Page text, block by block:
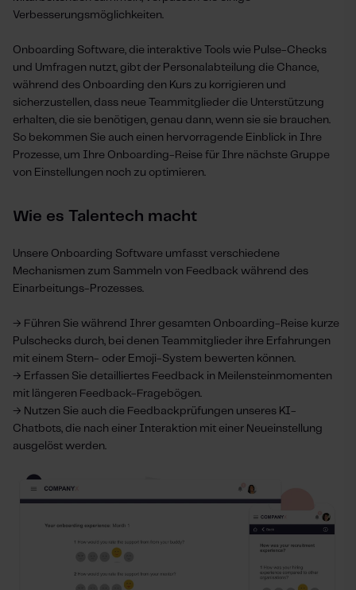
Verbesserungsmöglichkeiten.
Onboarding Software, die interaktive Tools wie Pulse-Checks
und Umfragen nutzt, gibt der Personalabteilung die Chance,
während des Onboarding den Kurs zu korrigieren und
sicherzustellen, dass neue Teammitglieder die Unterstützung
erhalten, die sie benötigen, genau dann, wenn sie sie brauchen.
So bekommen Sie auch einen hervorragende Einblick in Ihre
Prozesse, um Ihre Onboarding-Reise für Ihre nächste Gruppe
von Einstellungen noch zu optimieren.
Wie es Talentech macht
Unsere Onboarding Software umfasst verschiedene
Mechanismen zum Sammeln von Feedback während des
Einarbeitungs-Prozesses.
→ Führen Sie während Ihrer gesamten Onboarding-Reise kurze
Pulschecks durch, bei denen Teammitglieder ihre Erfahrungen
mit einem Stern- oder Emoji-System bewerten können.
→ Erfassen Sie detailliertes Feedback in Meilensteinmomenten
mit längeren Feedback-Fragebögen.
→ Nutzen Sie auch die Feedbackprüfungen unseres KI-
Chatbots, die nach einer Interaktion mit einer Neueinstellung
ausgelöst werden.